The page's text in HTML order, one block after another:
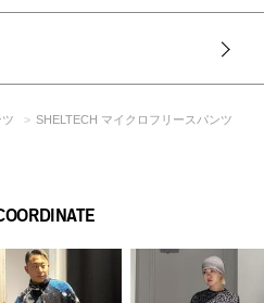
印象に仕上がります。
、リラックス感のある着こなし
0791）、ブルゾン
アップスタイルもおすすめで
軽量
リース素材です。
糸を使用しています。
ツ SHELTECH マイクロフリースパンツ